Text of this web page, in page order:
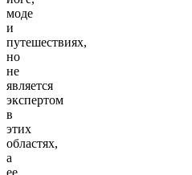
моде
и
путешествиях,
но
не
является
экспертом
в
этих
областях,
а